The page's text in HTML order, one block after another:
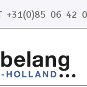
+31(0)85 06 42